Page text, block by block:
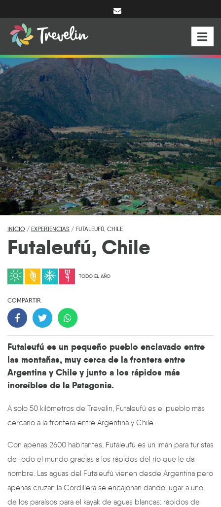
INICIO / EXPERIENCIAS / FUTALEUFÚ, CHILE
Futaleufú, Chile
TODO EL AÑO
COMPARTIR
Futaleufú es un pequeño pueblo enclavado entre
las montañas, muy cerca de la frontera entre
Argentina y Chile y junto a los rápidos más
increíbles de la Patagonia.
A solo 50 kilómetros de Trevelin, Futaleufú es el pueblo más
cercano a la frontera entre Argentina y Chile.
Con apenas 2600 habitantes, Futaleufú es un imán para turistas
de todo el mundo gracias a los rápidos del río que le da
nombre. Las aguas del Futaleufú vienen desde Argentina pero
apenas cruzan la Cordillera se encajonan dando lugar a uno
de los paraísos para el kayak de aguas blancas: rápidos de